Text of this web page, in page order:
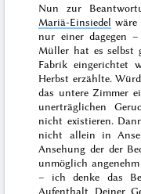
Nun zur
Mariä-Einsiedel wäre
nur einerdagegen
Müller hat es selbst
Fabrik eingerichtet
Herbst erzählte.
das untere Zimmer
unerträglichen
nicht existieren.
nicht allein in
Ansehung der der
unmöglich
– ich denke das
Aufenthalt Deiner